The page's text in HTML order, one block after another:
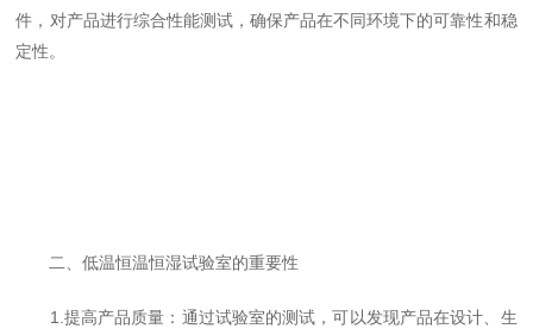
件，对产品进行综合性能测试，确保产品在不同环境下的可靠性和稳
定性。
二、低温恒温恒湿试验室的重要性
1.提高产品质量：通过试验室的测试，可以发现产品在设计、生